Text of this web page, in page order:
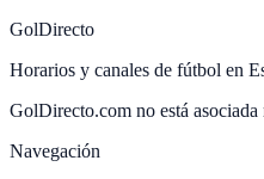
GolDirecto
Horarios y canales de fútbol en
GolDirecto.com no está
Navegación